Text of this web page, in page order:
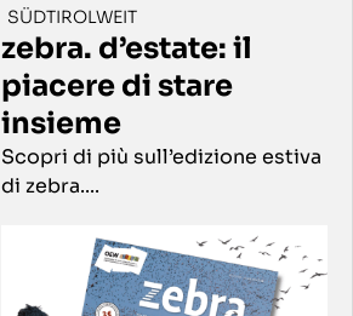
SÜDTIROLWEIT
zebra. d’estate: il
piacere di stare
insieme
Scopri di più sull’edizione estiva
di zebra....